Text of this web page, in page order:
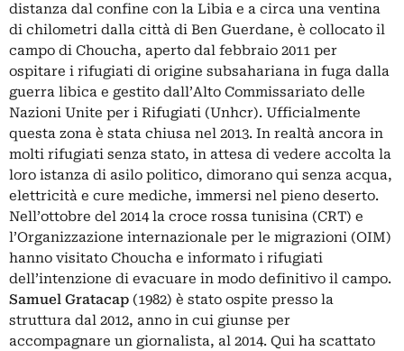
distanza dal confine con la Libia e a circa una ventina
di chilometri dalla città di Ben Guerdane, è collocato il
campo di Choucha, aperto dal febbraio 2011 per
ospitare i rifugiati di origine subsahariana in fuga dalla
guerra libica e gestito dall’Alto Commissariato delle
Nazioni Unite per i Rifugiati (Unhcr). Ufficialmente
questa zona è stata chiusa nel 2013. In realtà ancora in
molti rifugiati senza stato, in attesa di vedere accolta la
loro istanza di asilo politico, dimorano qui senza acqua,
elettricità e cure mediche, immersi nel pieno deserto.
Nell’ottobre del 2014 la croce rossa tunisina (CRT) e
l’Organizzazione internazionale per le migrazioni (OIM)
hanno visitato Choucha e informato i rifugiati
dell’intenzione di evacuare in modo definitivo il campo.
Samuel Gratacap (1982) è stato ospite presso la
struttura dal 2012, anno in cui giunse per
accompagnare un giornalista, al 2014. Qui ha scattato